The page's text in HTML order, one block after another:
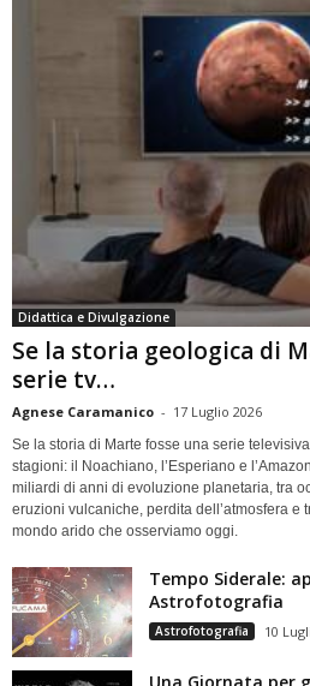
Didattica e Divulgazione
Se la storia geologica di
serie tv…
Agnese Caramanico - 17 Luglio 2026
Se la storia di Marte fosse una serie
stagioni: il Noachiano, l’Esperiano e
miliardi di anni di evoluzione planetaria, tra
eruzioni vulcaniche, perdita dell’atmosfera e
mondo arido che osserviamo oggi.
Tempo Siderale:
Astrofotografia
Astrofotografia 10